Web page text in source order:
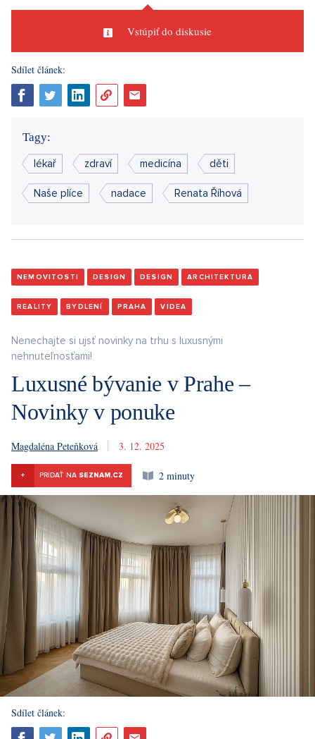
Vstúpiť do diskusie
Sdílet článek:
Tagy:
lékař zdraví medicína děti
Naše plíce nadace Renata Říhová
NEMOVITOSTI DESIGN DESIGN ARCHITEKTURA
REALITY BYDLENÍ PRAHA VIDEA
Nenechajte si ujsť novinky na trhu s luxusnými
nehnuteľnosťami!
Luxusné bývanie v Prahe –
Novinky v ponuke
Magdaléna Peteňková 3. 12. 2025
+ PRIDAŤ NA SEZNAM.CZ 2 minuty
Sdílet článek: